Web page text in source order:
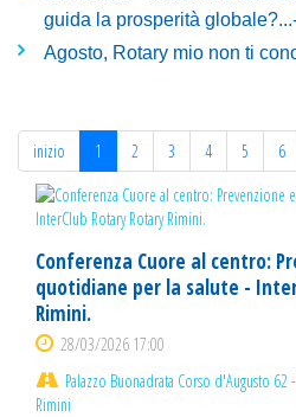
guida la prosperità
Agosto, Rotary mio non ti
inizio 1 2 3 4 5 6
Conferenza Cuore al centro:
quotidiane per la salute -
Rimini.
28/03/2026 17:00
Palazzo Buonadrata Corso d'Augusto
Rimini